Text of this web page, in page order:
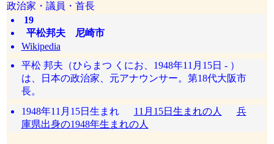
政治家・議員・首長
19
平松邦夫 尼崎市
Wikipedia
平松 邦夫（ひらまつ くにお、1948年11月15日 - ）
は、日本の政治家、元アナウンサー。第18代大阪市
長。
1948年11月15日生まれ 11月15日生まれの人
兵
庫県出身の1948年生まれの人